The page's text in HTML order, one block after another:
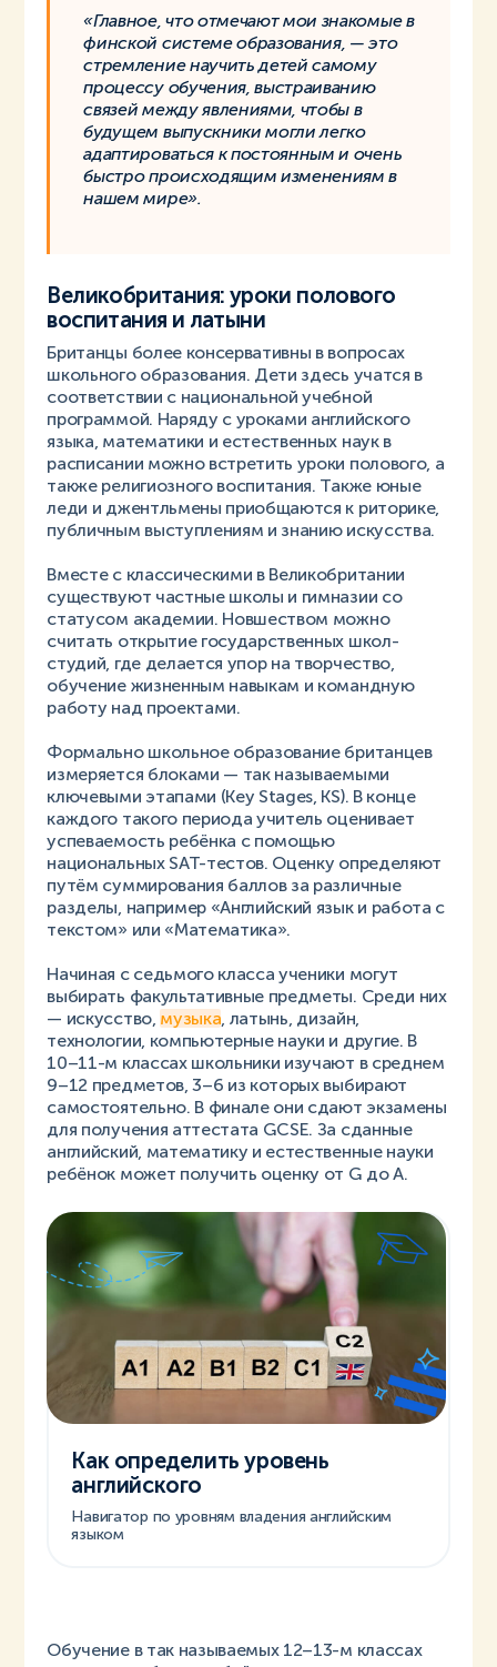
«Главное, что отмечают мои знакомые в
финской системе образования, — это
стремление научить детей самому
процессу обучения, выстраиванию
связей между явлениями, чтобы в
будущем выпускники могли легко
адаптироваться к постоянным и очень
быстро происходящим изменениям в
нашем мире».
Великобритания: уроки полового
воспитания и латыни
Британцы более консервативны в вопросах
школьного образования. Дети здесь учатся в
соответствии с национальной учебной
программой. Наряду с уроками английского
языка, математики и естественных наук в
расписании можно встретить уроки полового, а
также религиозного воспитания. Также юные
леди и джентльмены приобщаются к риторике,
публичным выступлениям и знанию искусства.
Вместе с классическими в Великобритании
существуют частные школы и гимназии со
статусом академии. Новшеством можно
считать открытие государственных школ-
студий, где делается упор на творчество,
обучение жизненным навыкам и командную
работу над проектами.
Формально школьное образование британцев
измеряется блоками — так называемыми
ключевыми этапами (Key Stages, KS). В конце
каждого такого периода учитель оценивает
успеваемость ребёнка с помощью
национальных SAT-тестов. Оценку определяют
путём суммирования баллов за различные
разделы, например «Английский язык и работа с
текстом» или «Математика».
Начиная с седьмого класса ученики могут
выбирать факультативные предметы. Среди них
— искусство, музыка , латынь, дизайн,
технологии, компьютерные науки и другие. В
10–11-м классах школьники изучают в среднем
9–12 предметов, 3–6 из которых выбирают
самостоятельно. В финале они сдают экзамены
для получения аттестата GCSE. За сданные
английский, математику и естественные науки
ребёнок может получить оценку от G до A.
Как определить уровень
английского
Навигатор по уровням владения английским
языком
Обучение в так называемых 12–13-м классах